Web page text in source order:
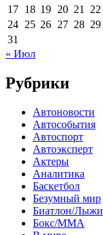
17 18 19 20 21 22
24 25 26 27 28 29
31
« Июл
Рубрики
Автоновости
Автособытия
Автоспорт
Автоэксперт
Актеры
Аналитика
Баскетбол
Безумный мир
Биатлон/Лыжи
Бокс/MMA